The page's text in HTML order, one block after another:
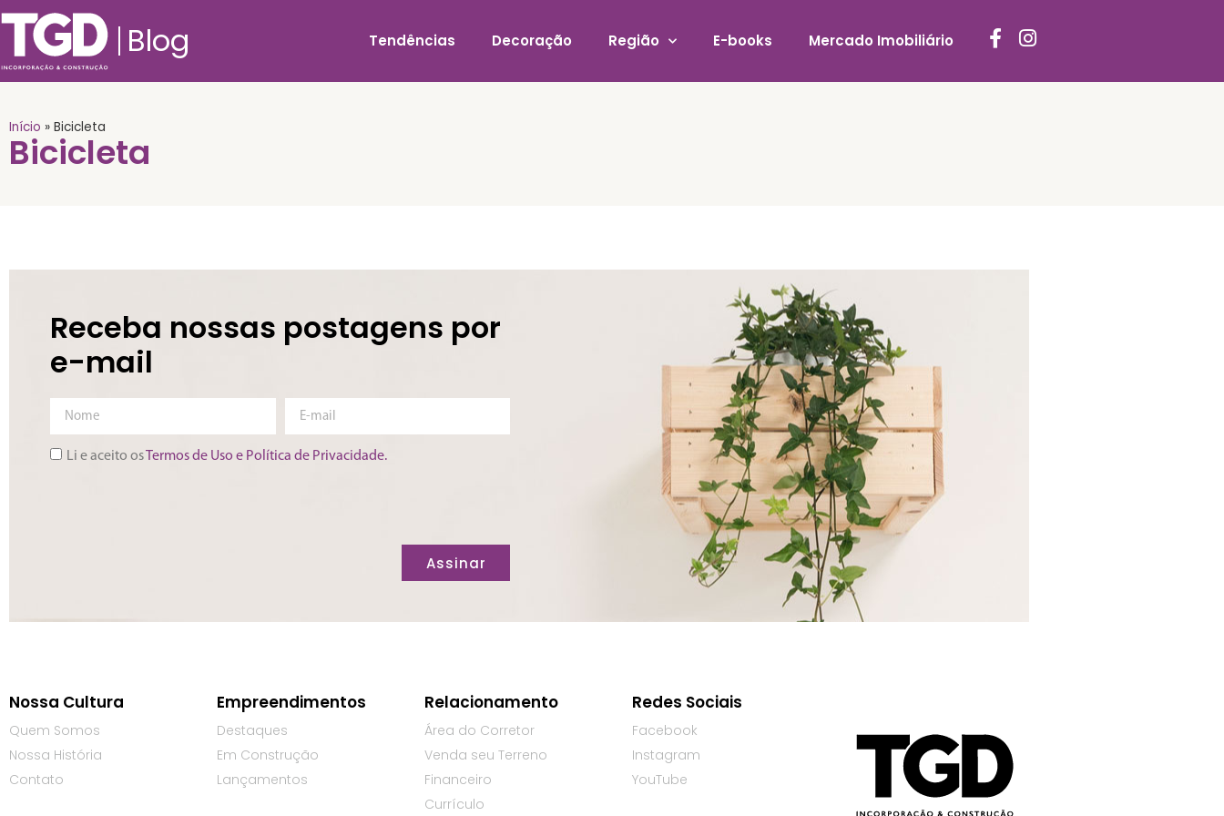
Blog Tendências Decoração Região E-books Mercado Imobiliário
Início » Bicicleta
Bicicleta
Receba nossas postagens por
e-mail
Li e aceito osTermos de Uso e Política de Privacidade.
Assinar
Nossa Cultura
Quem Somos
Nossa História
Contato
Empreendimentos
Destaques
Em Construção
Lançamentos
Relacionamento
Área do Corretor
Venda seu Terreno
Financeiro
Currículo
Redes Sociais
Facebook
Instagram
YouTube